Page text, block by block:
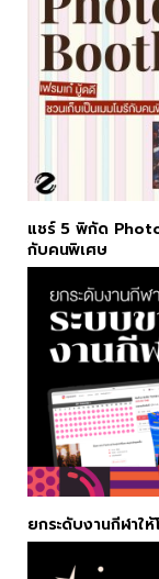
แชร์ 5 พิกัด
กับคนพิเศษ
ยกระดับงานกีฬาใ